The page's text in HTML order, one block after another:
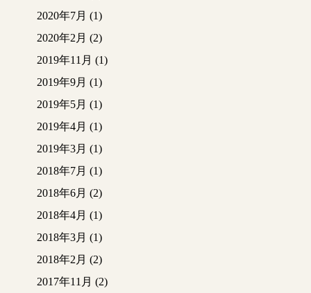
2020年7月 (1)
2020年2月 (2)
2019年11月 (1)
2019年9月 (1)
2019年5月 (1)
2019年4月 (1)
2019年3月 (1)
2018年7月 (1)
2018年6月 (2)
2018年4月 (1)
2018年3月 (1)
2018年2月 (2)
2017年11月 (2)